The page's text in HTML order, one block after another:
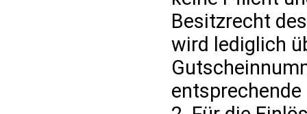
Besitzrecht
wird lediglich